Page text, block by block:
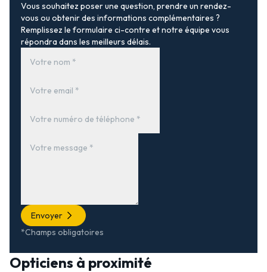
Vous souhaitez poser une question, prendre un rendez-
vous ou obtenir des informations complémentaires ?
Remplissez le formulaire ci-contre et notre équipe vous
répondra dans les meilleurs délais.
Envoyer
*Champs obligatoires
Opticiens à proximité